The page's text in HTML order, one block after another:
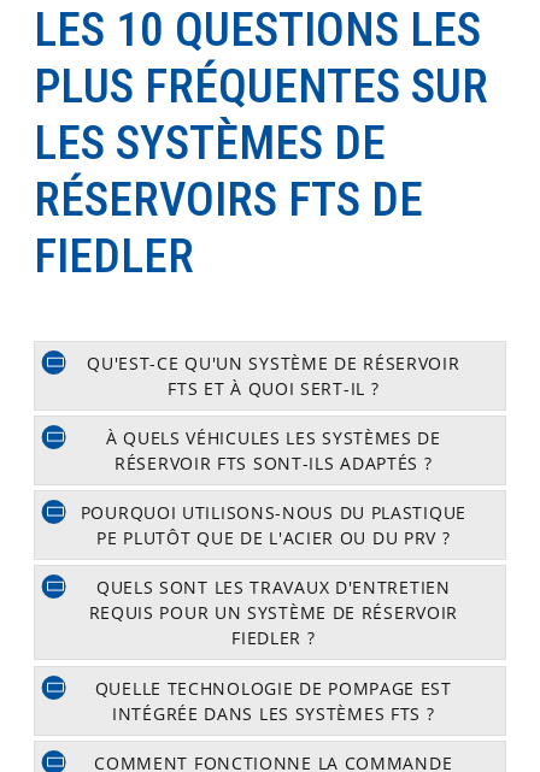
LES 10 QUESTIONS LES
PLUS FRÉQUENTES SUR
LES SYSTÈMES DE
RÉSERVOIRS FTS DE
FIEDLER
QU'EST-CE QU'UN SYSTÈME DE RÉSERVOIR
FTS ET À QUOI SERT-IL ?
À QUELS VÉHICULES LES SYSTÈMES DE
RÉSERVOIR FTS SONT-ILS ADAPTÉS ?
POURQUOI UTILISONS-NOUS DU PLASTIQUE
PE PLUTÔT QUE DE L'ACIER OU DU PRV ?
QUELS SONT LES TRAVAUX D'ENTRETIEN
REQUIS POUR UN SYSTÈME DE RÉSERVOIR
FIEDLER ?
QUELLE TECHNOLOGIE DE POMPAGE EST
INTÉGRÉE DANS LES SYSTÈMES FTS ?
COMMENT FONCTIONNE LA COMMANDE